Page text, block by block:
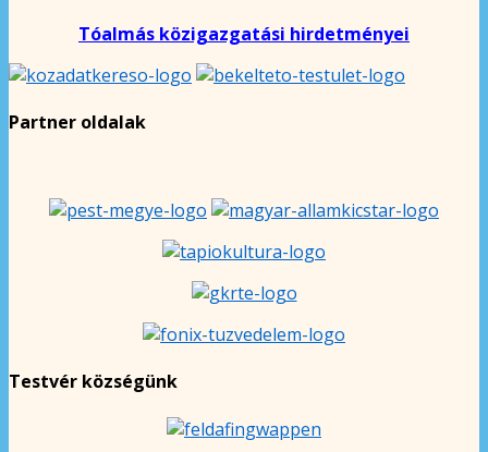
Tóalmás közigazgatási hirdetményei
Partner oldalak
Testvér községünk